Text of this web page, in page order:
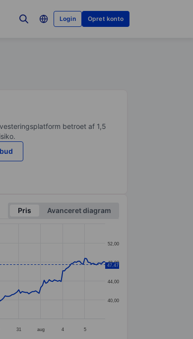
Login Opret konto
betroet af 1,5
Pris
Avanceret diagram
31 aug 4 5
40,00
44,00
48,00
52,00
47,47